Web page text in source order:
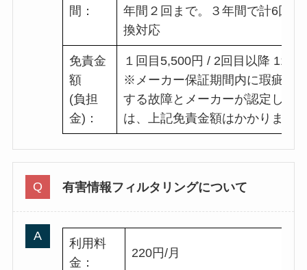
間：
年間２回まで。３年間で計6回ま
換対応
免責金
額
(負担
金)：
１回目5,500円 / 2回目以降
※メーカー保証期間内に瑕疵に
する故障とメーカーが認定した
は、上記免責金額はかかりませ
有害情報フィルタリングについて
利用料
金：
220円/月